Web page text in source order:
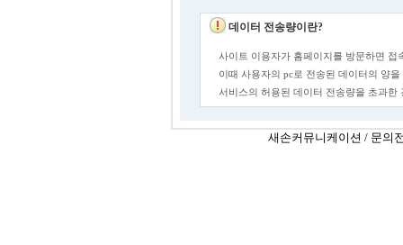
데이터 전송량이란?
사이트 이용자가 홈페이지를 방문하면
이때 사용자의 pc로 전송된 데이터의 양
서비스의 허용된 데이터 전송량을 초과
새손커뮤니케이션 / 문의